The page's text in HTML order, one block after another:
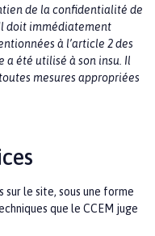
de la confidentialité de
doit immédiatement
à l’article 2 des
a été utilisé à son insu. Il
mesures appropriées
sur le site, sous une forme
que le CCEM juge